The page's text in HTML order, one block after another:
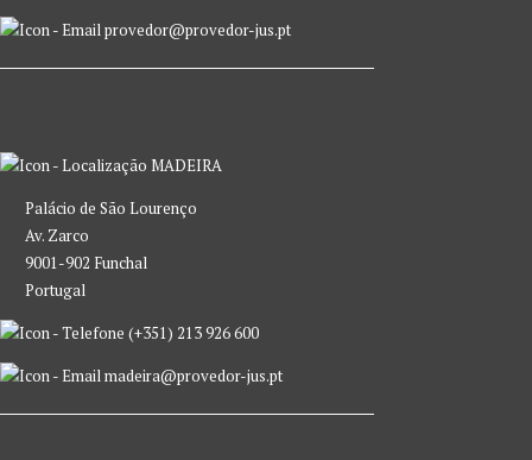
provedor@provedor-jus.pt
MADEIRA
Palácio de São Lourenço
Av. Zarco
9001-902 Funchal
Portugal
(+351) 213 926 600
madeira@provedor-jus.pt